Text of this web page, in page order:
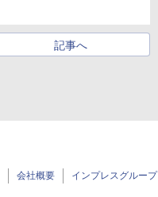
記事へ
会社概要 インプレスグループ